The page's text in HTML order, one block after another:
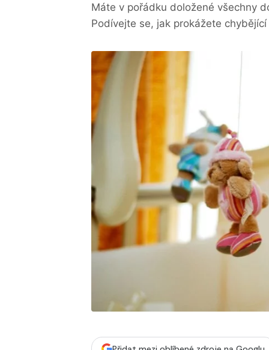
Máte v pořádku doložené všechny
Podívejte se, jak prokážete